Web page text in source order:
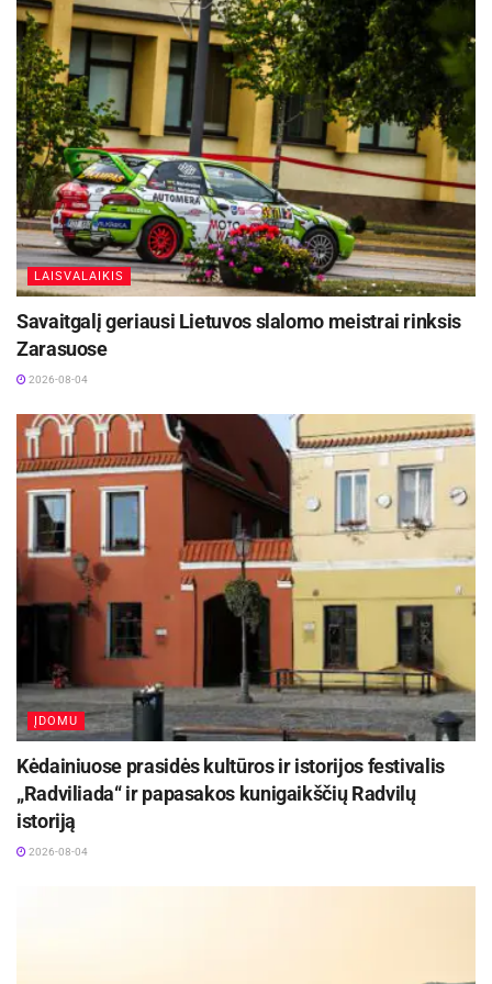
LAISVALAIKIS
Savaitgalį geriausi Lietuvos slalomo meistrai rinksis
Zarasuose
2026-08-04
ĮDOMU
Kėdainiuose prasidės kultūros ir istorijos festivalis
„Radviliada“ ir papasakos kunigaikščių Radvilų
istoriją
2026-08-04